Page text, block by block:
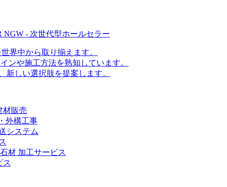
NGW - 次世代型ホールセラー
界中から取り揃えます。
ンや施工方法を熟知しています。
新しい選択肢を提案します。
材販売
外構工事
システム
材 加工サービス
ス